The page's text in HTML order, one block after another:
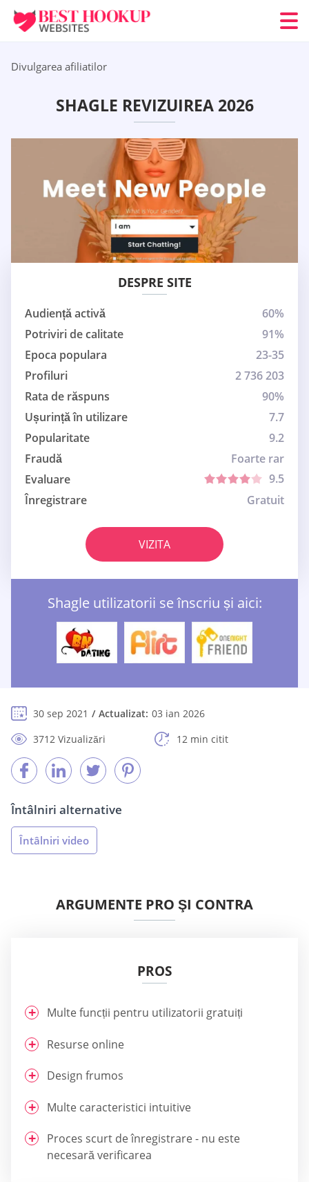
Divulgarea afiliatilor
SHAGLE REVIZUIREA 2026
DESPRE SITE
Audiență activă
60%
Potriviri de calitate
91%
Epoca populara
23-35
Profiluri
2 736 203
Rata de răspuns
90%
Ușurință în utilizare
7.7
Popularitate
9.2
Fraudă
Foarte rar
Evaluare
9.5
Înregistrare
Gratuit
VIZITA
Shagle utilizatorii se înscriu și aici:
30 sep 2021 Actualizat: 03 ian 2026
3712 Vizualizări
12 min citit
Întâlniri alternative
Întâlniri video
ARGUMENTE PRO ŞI CONTRA
PROS
Multe funcții pentru utilizatorii gratuiți
Resurse online
Design frumos
Multe caracteristici intuitive
Proces scurt de înregistrare - nu este
necesară verificarea